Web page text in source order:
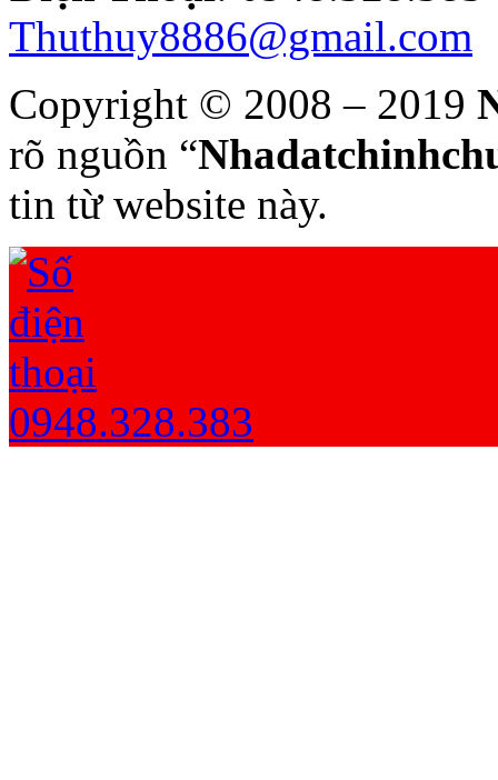
Thuthuy8886@gmail.com
Copyright © 2008 – 2019
rõ nguồn “
tin từ website này.
0948.328.383